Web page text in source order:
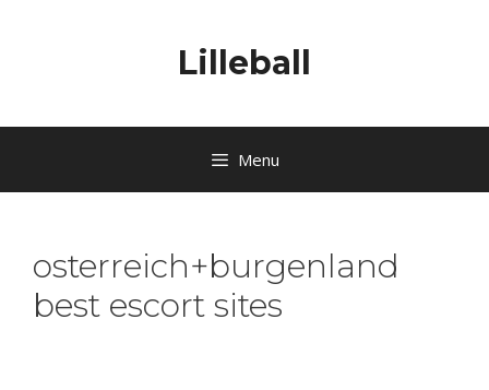
Lilleball
Menu
osterreich+burgenland
best escort sites